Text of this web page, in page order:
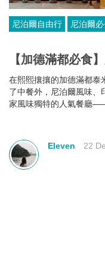
尼泊爾自由行 尼泊爾
【加德滿都必食
在熙熙攘攘的加德滿都泰
了中餐外，尼泊爾風味、
家風味獨特的人氣餐廳
Eleven 22